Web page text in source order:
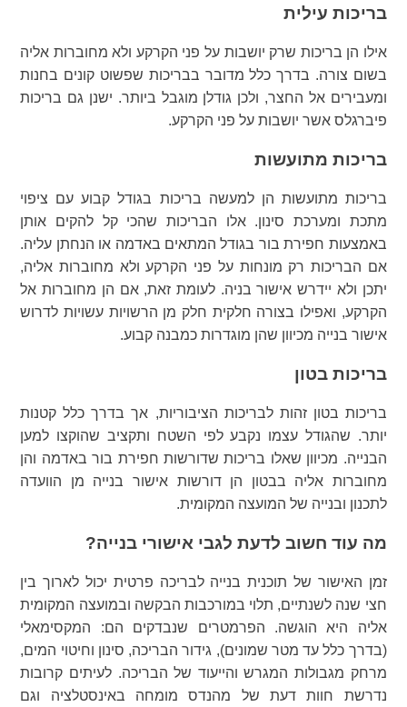
בריכות עילית
אילו הן בריכות שרק יושבות על פני הקרקע ולא מחוברות אליה
בשום צורה. בדרך כלל מדובר בבריכות שפשוט קונים בחנות
ומעבירים אל החצר, ולכן גודלן מוגבל ביותר. ישנן גם בריכות
פיברגלס אשר יושבות על פני הקרקע.
בריכות מתועשות
בריכות מתועשות הן למעשה בריכות בגודל קבוע עם ציפוי
מתכת ומערכת סינון. אלו הבריכות שהכי קל להקים אותן
באמצעות חפירת בור בגודל המתאים באדמה או הנחתן עליה.
אם הבריכות רק מונחות על פני הקרקע ולא מחוברות אליה,
יתכן ולא יידרש אישור בניה. לעומת זאת, אם הן מחוברות אל
הקרקע, ואפילו בצורה חלקית חלק מן הרשויות עשויות לדרוש
אישור בנייה מכיוון שהן מוגדרות כמבנה קבוע.
בריכות בטון
בריכות בטון זהות לבריכות הציבוריות, אך בדרך כלל קטנות
יותר. שהגודל עצמו נקבע לפי השטח ותקציב שהוקצו למען
הבנייה. מכיוון שאלו בריכות שדורשות חפירת בור באדמה והן
מחוברות אליה בבטון הן דורשות אישור בנייה מן הוועדה
לתכנון ובנייה של המועצה המקומית.
מה עוד חשוב לדעת לגבי אישורי בנייה?
זמן האישור של תוכנית בנייה לבריכה פרטית יכול לארוך בין
חצי שנה לשנתיים, תלוי במורכבות הבקשה ובמועצה המקומית
אליה היא הוגשה. הפרמטרים שנבדקים הם: המקסימאלי
(בדרך כלל עד מטר שמונים), גידור הבריכה, סינון וחיטוי המים,
מרחק מגבולות המגרש והייעוד של הבריכה. לעיתים קרובות
נדרשת חוות דעת של מהנדס מומחה באינסטלציה וגם